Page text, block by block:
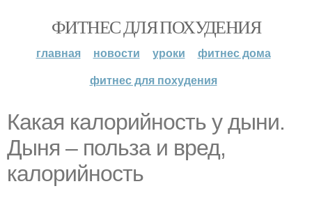
ФИТНЕС ДЛЯ ПОХУДЕНИЯ
главная новости уроки
фитнес дома
фитнес для похудения
Какая калорийность у дыни.
Дыня – польза и вред,
калорийность